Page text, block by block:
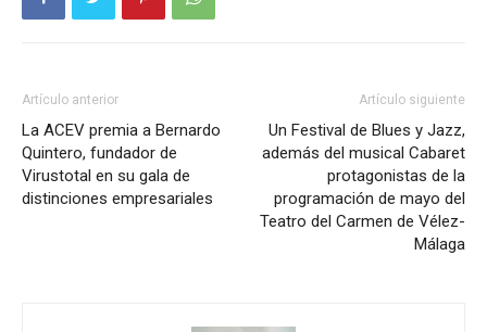
Artículo anterior
La ACEV premia a Bernardo
Quintero, fundador de
Virustotal en su gala de
distinciones empresariales
Artículo siguiente
Un Festival de Blues y Jazz,
además del musical Cabaret
protagonistas de la
programación de mayo del
Teatro del Carmen de Vélez-
Málaga